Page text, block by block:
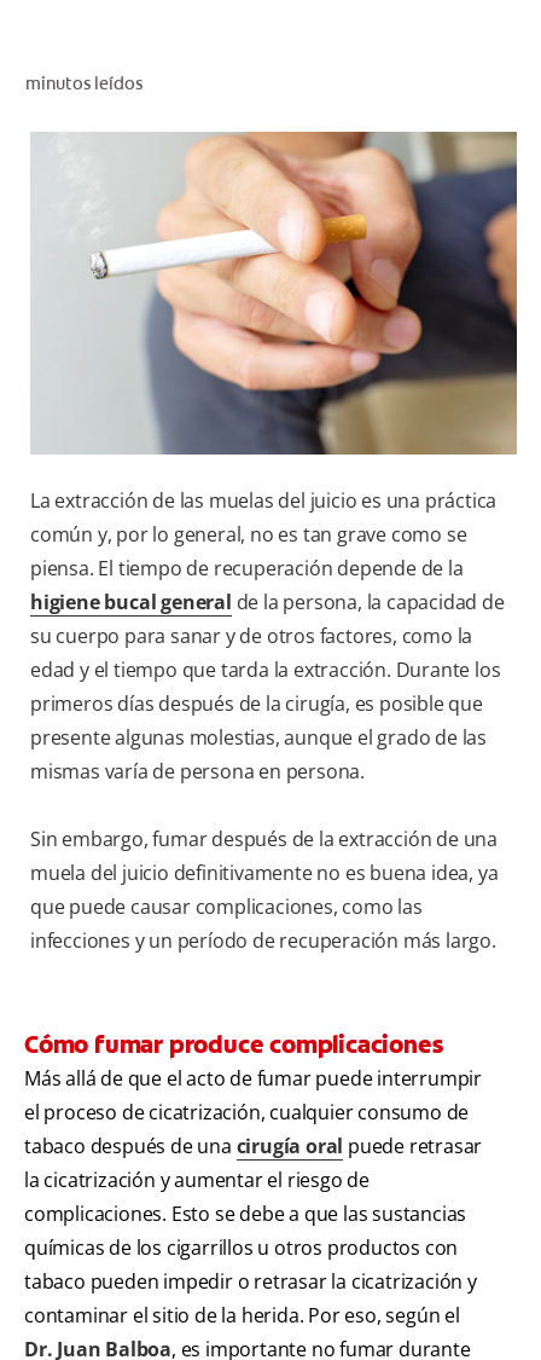
PARA PROFESIONALES
CUPONES
CO (ES)
SUSCRÍBETE
minutos leídos
La extracción de las muelas del juicio es una práctica
común y, por lo general, no es tan grave como se
piensa. El tiempo de recuperación depende de la
higiene bucal general de la persona, la capacidad de
su cuerpo para sanar y de otros factores, como la
edad y el tiempo que tarda la extracción. Durante los
primeros días después de la cirugía, es posible que
presente algunas molestias, aunque el grado de las
mismas varía de persona en persona.
Sin embargo, fumar después de la extracción de una
muela del juicio definitivamente no es buena idea, ya
que puede causar complicaciones, como las
infecciones y un período de recuperación más largo.
Cómo fumar produce complicaciones
Más allá de que el acto de fumar puede interrumpir
el proceso de cicatrización, cualquier consumo de
tabaco después de una cirugía oral puede retrasar
la cicatrización y aumentar el riesgo de
complicaciones. Esto se debe a que las sustancias
químicas de los cigarrillos u otros productos con
tabaco pueden impedir o retrasar la cicatrización y
contaminar el sitio de la herida. Por eso, según el
Dr. Juan Balboa, es importante no fumar durante